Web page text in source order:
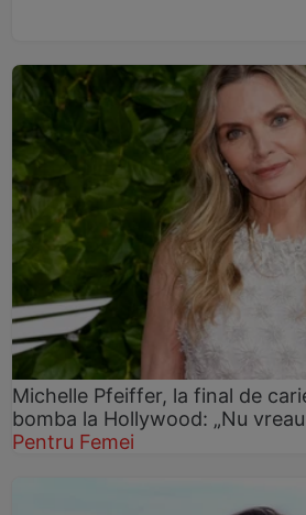
Michelle Pfeiffer, la final de
bomba la Hollywood: „Nu
Pentru Femei